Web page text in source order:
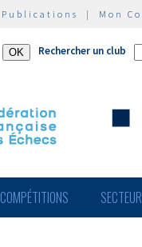
Publications | Mon
Rechercher un club
COMPÉTITIONS